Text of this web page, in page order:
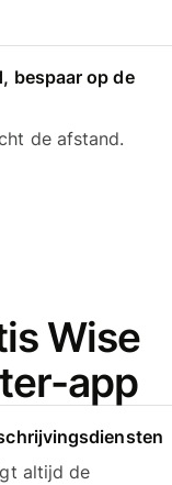
bespaar op de
de afstand.
Wise
app
altijd de